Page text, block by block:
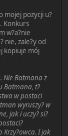
mojej pozycji u?
Konkurs
w?a?nie
nie, zale?y od
kopiuje mój
Nie Batmana z
Batmana, t?
w postaci
wyruszy? w
jak i uczy? si?
Krzy?owca. I jak